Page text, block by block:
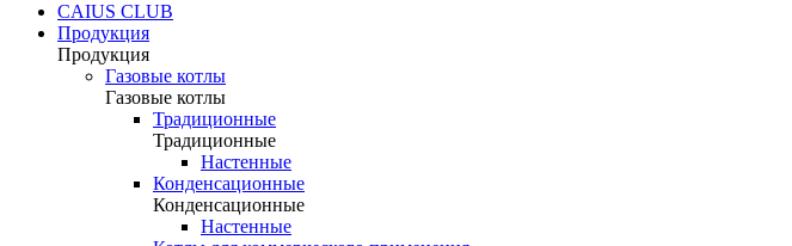
CAIUS CLUB
Продукция
Продукция
Газовые котлы
Газовые котлы
Традиционные
Традиционные
Настенные
Конденсационные
Конденсационные
Настенные